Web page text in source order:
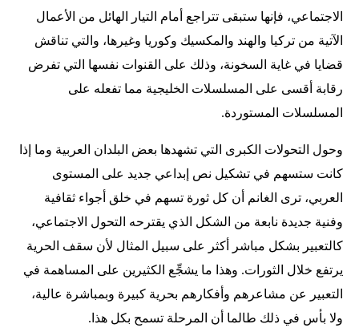
الاجتماعي، فإنها ستبقى تتراجع أمام التيار الهائل من الأعمال
الآتية من تركيا والهند والمكسيك وكوريا وغيرها، والتي تناقش
قضايا في غاية السخونة، وذلك على القنوات نفسها التي تفرض
رقابة أقسى على المسلسلات الخليجية مما تفعله على
المسلسلات المستوردة.
وحول التحولات الكبرى التي تشهدها بعض البلدان العربية وما إذا
كانت ستسهم في تشكيل نص إبداعي جديد على المستوى
العربي، ترى الغانم أن كل ثورة تسهم في خلق أجواء ثقافية
وفنية جديدة نابعة من الشكل الذي يقترحه التحول الاجتماعي،
كالتعبير بشكل مباشر أكثر على سبيل المثال لأن سقف الحرية
يرتفع خلال الثورات. وهذا ما يشجِّع الكثيرين على المساهمة في
التعبير عن مشاعرهم وأفكارهم بحرية كبيرة وبمباشرة عالية،
ولا بأس في ذلك طالما أن المرحلة تسمح بكل هذا.